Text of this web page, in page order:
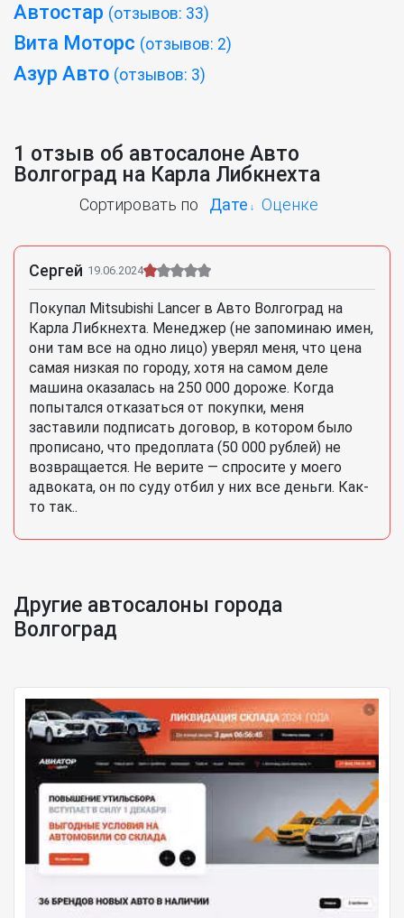
Автостар (отзывов: 33)
Вита Моторс (отзывов: 2)
Азур Авто (отзывов: 3)
1 отзыв об автосалоне Авто
Волгоград на Карла Либкнехта
Сортировать по Дате Оценке
Сергей 19.06.2024
Покупал Mitsubishi Lancer в Авто Волгоград на
Карла Либкнехта. Менеджер (не запоминаю имен,
они там все на одно лицо) уверял меня, что цена
самая низкая по городу, хотя на самом деле
машина оказалась на 250 000 дороже. Когда
попытался отказаться от покупки, меня
заставили подписать договор, в котором было
прописано, что предоплата (50 000 рублей) не
возвращается. Не верите — спросите у моего
адвоката, он по суду отбил у них все деньги. Как-
то так..
Другие автосалоны города
Волгоград